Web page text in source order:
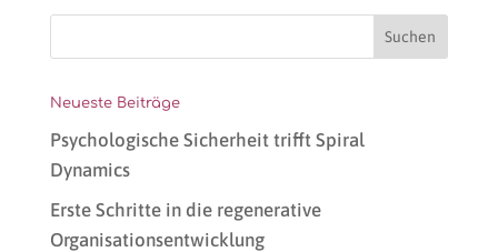
Neueste Beiträge
Psychologische Sicherheit trifft Spiral
Dynamics
Erste Schritte in die regenerative
Organisationsentwicklung